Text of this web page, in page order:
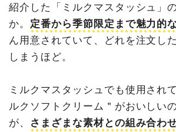
紹介した「ミルクマスタッシュ」
か。 定番から季節限定まで魅力的
ん用意されていて、どれを注文し
しまうほど。
ミルクマスタッシュでも使用され
ルクソフトクリーム＂がおいしい
が、
さまざまな素材との組み合わ